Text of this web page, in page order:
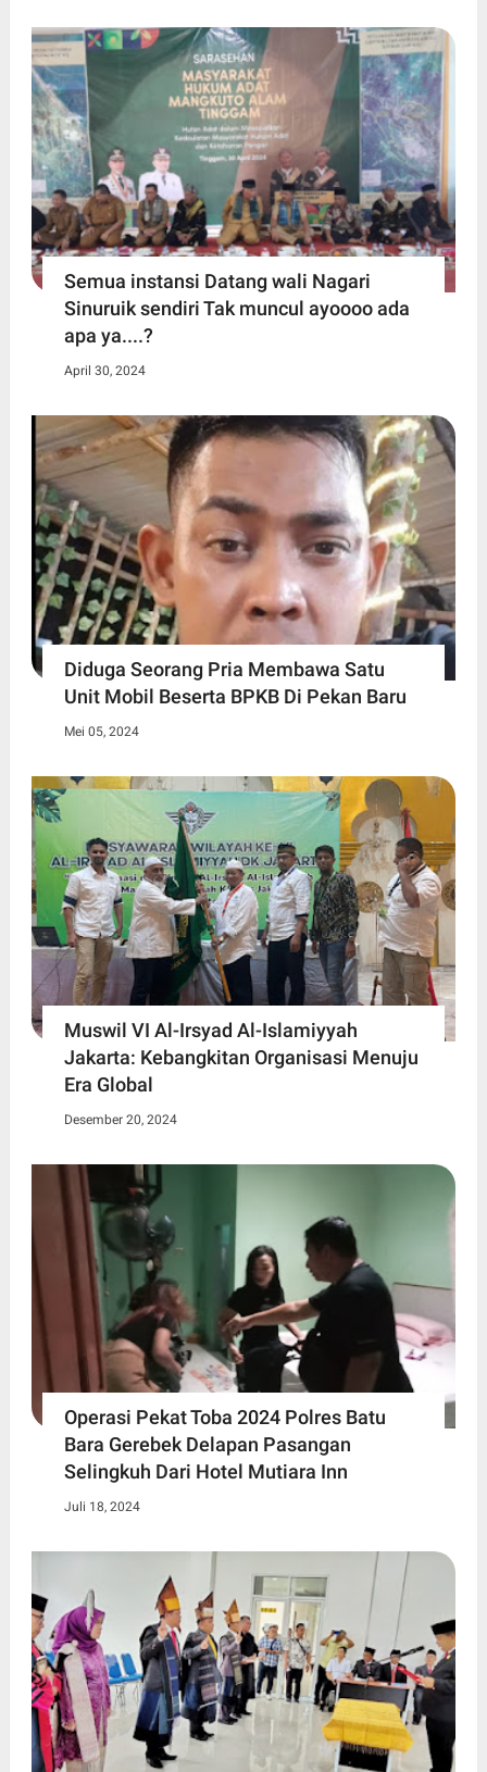
Semua instansi Datang wali Nagari
Sinuruik sendiri Tak muncul ayoooo ada
apa ya....?
April 30, 2024
Diduga Seorang Pria Membawa Satu
Unit Mobil Beserta BPKB Di Pekan Baru
Mei 05, 2024
Muswil VI Al-Irsyad Al-Islamiyyah
Jakarta: Kebangkitan Organisasi Menuju
Era Global
Desember 20, 2024
Operasi Pekat Toba 2024 Polres Batu
Bara Gerebek Delapan Pasangan
Selingkuh Dari Hotel Mutiara Inn
Juli 18, 2024